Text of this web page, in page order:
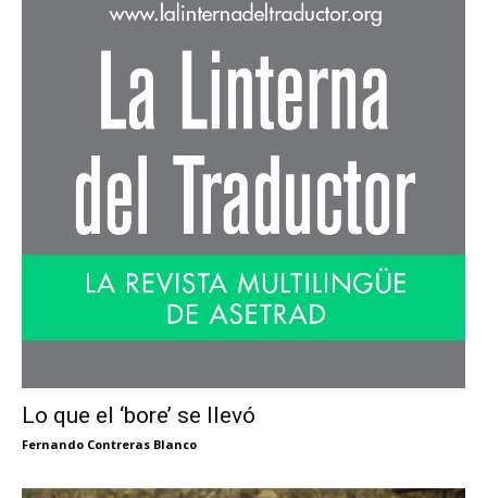
Lo que el ‘bore’ se llevó
Fernando Contreras Blanco